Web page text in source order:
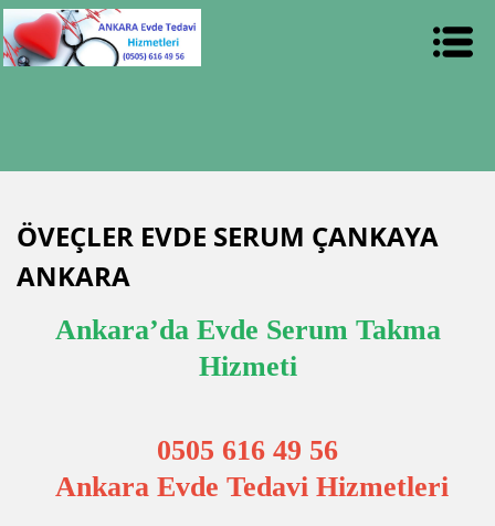
ÖVEÇLER EVDE SERUM ÇANKAYA
ANKARA
Ankara’da Evde Serum Takma
Hizmeti
0505 616 49 56
Ankara Evde Tedavi Hizmetleri